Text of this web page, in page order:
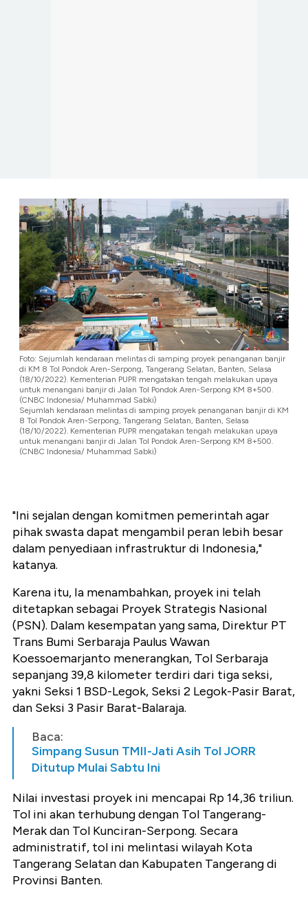
Foto: Sejumlah kendaraan melintas di samping proyek penanganan banjir
di KM 8 Tol Pondok Aren-Serpong, Tangerang Selatan, Banten, Selasa
(18/10/2022). Kementerian PUPR mengatakan tengah melakukan upaya
untuk menangani banjir di Jalan Tol Pondok Aren-Serpong KM 8+500.
(CNBC Indonesia/ Muhammad Sabki)
Sejumlah kendaraan melintas di samping proyek penanganan banjir di KM
8 Tol Pondok Aren-Serpong, Tangerang Selatan, Banten, Selasa
(18/10/2022). Kementerian PUPR mengatakan tengah melakukan upaya
untuk menangani banjir di Jalan Tol Pondok Aren-Serpong KM 8+500.
(CNBC Indonesia/ Muhammad Sabki)
"Ini sejalan dengan komitmen pemerintah agar
pihak swasta dapat mengambil peran lebih besar
dalam penyediaan infrastruktur di Indonesia,"
katanya.
Karena itu, Ia menambahkan, proyek ini telah
ditetapkan sebagai Proyek Strategis Nasional
(PSN). Dalam kesempatan yang sama, Direktur PT
Trans Bumi Serbaraja Paulus Wawan
Koessoemarjanto menerangkan, Tol Serbaraja
sepanjang 39,8 kilometer terdiri dari tiga seksi,
yakni Seksi 1 BSD-Legok, Seksi 2 Legok-Pasir Barat,
dan Seksi 3 Pasir Barat-Balaraja.
Baca:
Simpang Susun TMII-Jati Asih Tol JORR
Ditutup Mulai Sabtu Ini
Nilai investasi proyek ini mencapai Rp 14,36 triliun.
Tol ini akan terhubung dengan Tol Tangerang-
Merak dan Tol Kunciran-Serpong. Secara
administratif, tol ini melintasi wilayah Kota
Tangerang Selatan dan Kabupaten Tangerang di
Provinsi Banten.